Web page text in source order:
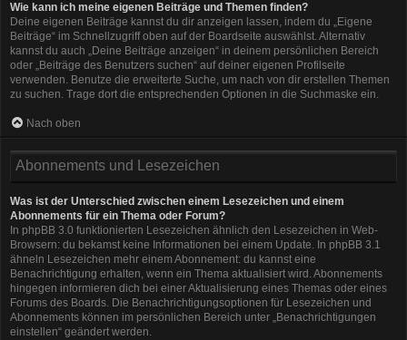
Wie kann ich meine eigenen Beiträge und Themen finden?
Deine eigenen Beiträge kannst du dir anzeigen lassen, indem du „Eigene
Beiträge“ im Schnellzugriff oben auf der Boardseite auswählst. Alternativ
kannst du auch „Deine Beiträge anzeigen“ in deinem persönlichen Bereich
oder „Beiträge des Benutzers suchen“ auf deiner eigenen Profilseite
verwenden. Benutze die erweiterte Suche, um nach von dir erstellen Themen
zu suchen. Trage dort die entsprechenden Optionen in die Suchmaske ein.
Nach oben
Abonnements und Lesezeichen
Was ist der Unterschied zwischen einem Lesezeichen und einem
Abonnements für ein Thema oder Forum?
In phpBB 3.0 funktionierten Lesezeichen ähnlich den Lesezeichen in Web-
Browsern: du bekamst keine Informationen bei einem Update. In phpBB 3.1
ähneln Lesezeichen mehr einem Abonnement: du kannst eine
Benachrichtigung erhalten, wenn ein Thema aktualisiert wird. Abonnements
hingegen informieren dich bei einer Aktualisierung eines Themas oder eines
Forums des Boards. Die Benachrichtigungsoptionen für Lesezeichen und
Abonnements können im persönlichen Bereich unter „Benachrichtigungen
einstellen“ geändert werden.